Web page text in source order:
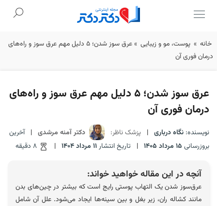
Skip
to
خانه » پوست، مو و زیبایی »
عرق سوز شدن؛ 5 دلیل مهم عرق سوز و راه‌های
درمان فوری آن
عرق سوز شدن؛ 5 دلیل مهم عرق سوز و راه‌های
درمان فوری آن
نویسنده: نگاه درباری | پزشک ناظر: دکتر آمنه مرشدی | آخرین
بروزرسانی 15 مرداد 1405 | تاریخ انتشار11 مرداد 1404 |
آنچه در این مقاله خواهید خواند:
عرق‌سوز شدن یک التهاب پوستی رایج است که بیشتر در چین‌های بدن
مانند کشاله ران، زیر بغل و بین سینه‌ها ایجاد می‌شود. علل آن شامل